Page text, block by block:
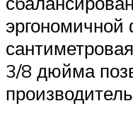
3/8 дюйма